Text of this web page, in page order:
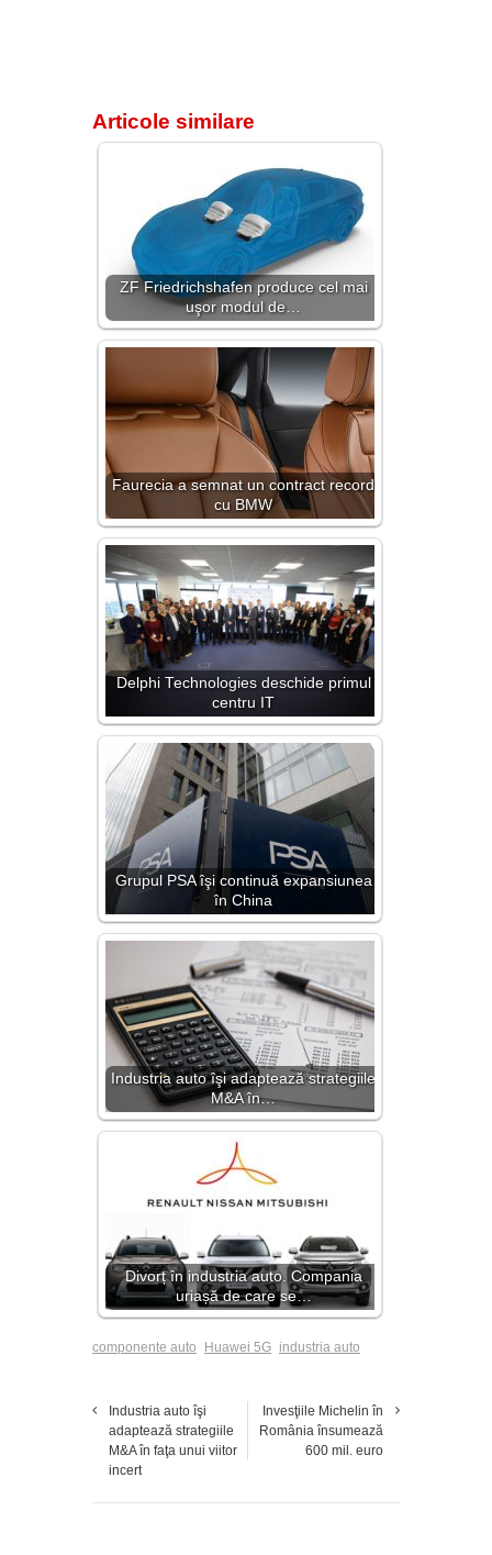
Articole similare
ZF Friedrichshafen produce cel mai
uşor modul de…
Faurecia a semnat un contract record
cu BMW
Delphi Technologies deschide primul
centru IT
Grupul PSA îşi continuă expansiunea
în China
Industria auto îşi adaptează strategiile
M&A în…
Divorț în industria auto. Compania
uriașă de care se…
componente auto Huawei 5G industria auto
Industria auto îşi
adaptează strategiile
M&A în faţa unui viitor
incert
Invesţiile Michelin în
România însumează
600 mil. euro